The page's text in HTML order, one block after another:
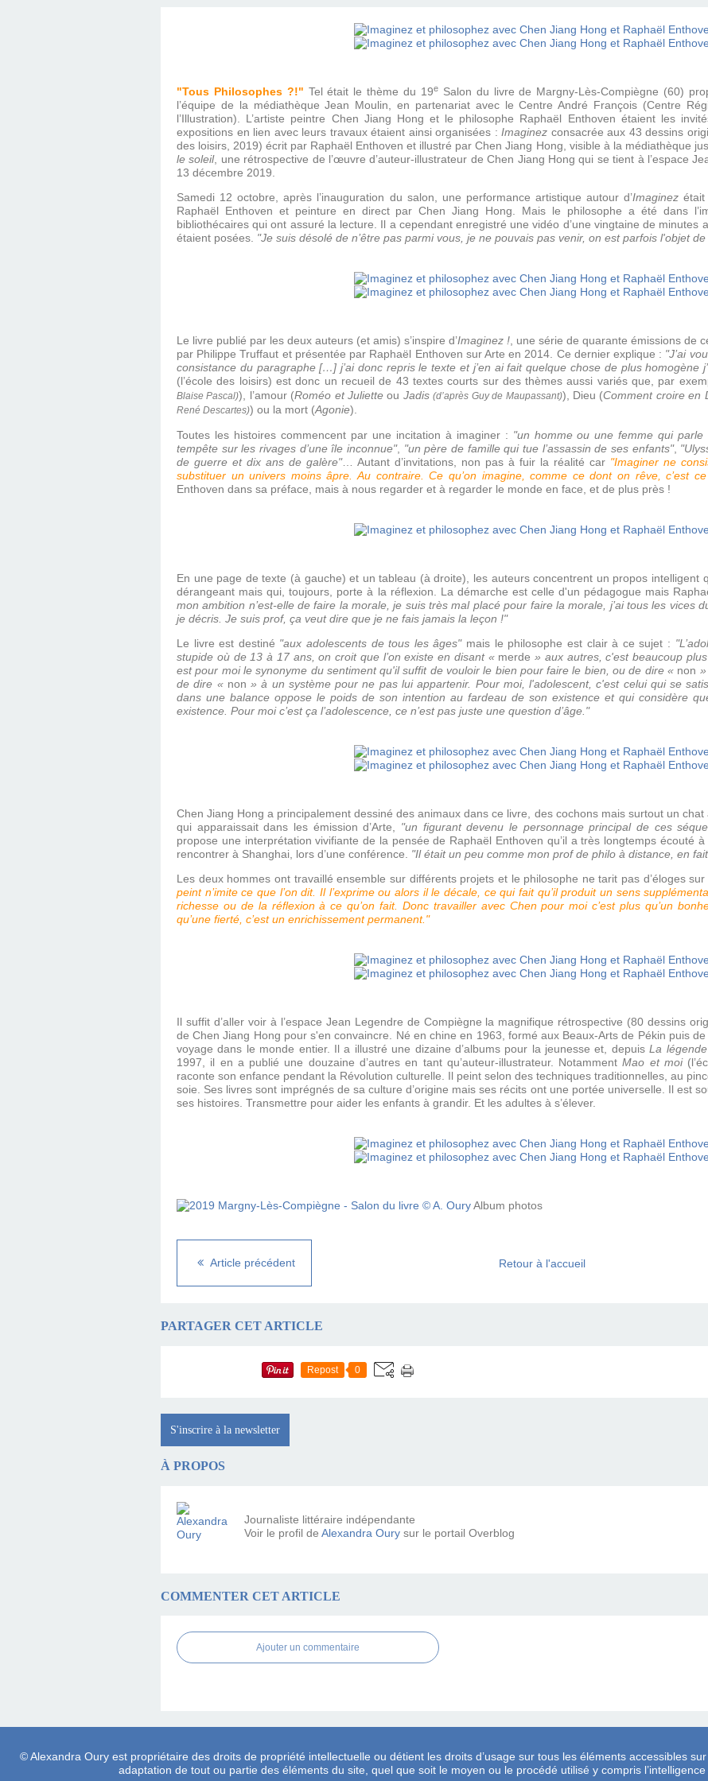
"Tous Philosophes ?!" Tel était le thème du 19eSalon du livre de Margny-Lès-Compiègne (60)
l’équipe de la médiathèque Jean Moulin, en partenariat avec le Centre André François (Centre
l’Illustration). L’artiste peintre Chen Jiang Hong et le philosophe Raphaël Enthoven étaient les
expositions en lien avec leurs travaux étaient ainsi organisées : Imaginez consacrée aux 43 dessins
des loisirs, 2019) écrit par Raphaël Enthoven et illustré par Chen Jiang Hong, visible à la médiathèque
le soleil, une rétrospective de l’œuvre d’auteur-illustrateur de Chen Jiang Hong qui se tient à l’espace
13 décembre 2019.
Samedi 12 octobre, après l’inauguration du salon, une performance artistique autour d’Imaginez
Raphaël Enthoven et peinture en direct par Chen Jiang Hong. Mais le philosophe a été dans
bibliothécaires qui ont assuré la lecture. Il a cependant enregistré une vidéo d’une vingtaine de minutes
étaient posées. "Je suis désolé de n’être pas parmi vous, je ne pouvais pas venir, on est parfois l'objet
Le livre publié par les deux auteurs (et amis) s’inspire d’Imaginez !, une série de quarante émissions de
par Philippe Truffaut et présentée par Raphaël Enthoven sur Arte en 2014. Ce dernier explique : "J’ai
consistance du paragraphe […] j’ai donc repris le texte et j’en ai fait quelque chose de plus homogène
(l’école des loisirs) est donc un recueil de 43 textes courts sur des thèmes aussi variés que, par
Blaise Pascal)), l’amour (Roméo et Juliette ou Jadis(d’après Guy de Maupassant)), Dieu (Comment croire en
René Descartes)) ou la mort (Agonie).
Toutes les histoires commencent par une incitation à imaginer : "un homme ou une femme qui parle
tempête sur les rivages d’une île inconnue", "un père de famille qui tue l’assassin de ses enfants",
de guerre et dix ans de galère"… Autant d’invitations, non pas à fuir la réalité car "Imaginer ne
substituer un univers moins âpre. Au contraire. Ce qu’on imagine, comme ce dont on rêve, c’est
Enthoven dans sa préface, mais à nous regarder et à regarder le monde en face, et de plus près !
En une page de texte (à gauche) et un tableau (à droite), les auteurs concentrent un propos intelligent
dérangeant mais qui, toujours, porte à la réflexion. La démarche est celle d'un pédagogue mais
mon ambition n’est-elle de faire la morale, je suis très mal placé pour faire la morale, j’ai tous les vices
je décris. Je suis prof, ça veut dire que je ne fais jamais la leçon !"
Le livre est destiné "aux adolescents de tous les âges"mais le philosophe est clair à ce sujet :
stupide où de 13 à 17 ans, on croit que l’on existe en disant « merde » aux autres, c'est beaucoup
est pour moi le synonyme du sentiment qu'il suffit de vouloir le bien pour faire le bien, ou de dire « non
de dire « non » à un système pour ne pas lui appartenir. Pour moi, l'adolescent, c'est celui qui se
dans une balance oppose le poids de son intention au fardeau de son existence et qui considère
existence. Pour moi c’est ça l’adolescence, ce n’est pas juste une question d’âge."
Chen Jiang Hong a principalement dessiné des animaux dans ce livre, des cochons mais surtout un chat
qui apparaissait dans les émission d’Arte, "un figurant devenu le personnage principal de ces
propose une interprétation vivifiante de la pensée de Raphaël Enthoven qu’il a très longtemps écouté
rencontrer à Shanghai, lors d’une conférence. "Il était un peu comme mon prof de philo à distance, en
Les deux hommes ont travaillé ensemble sur différents projets et le philosophe ne tarit pas d’éloges
peint n’imite ce que l’on dit. Il l’exprime ou alors il le décale, ce qui fait qu’il produit un sens
richesse ou de la réflexion à ce qu’on fait. Donc travailler avec Chen pour moi c’est plus qu’un
qu’une fierté, c’est un enrichissement permanent."
Il suffit d’aller voir à l’espace Jean Legendre de Compiègne la magnifique rétrospective (80 dessins
de Chen Jiang Hong pour s'en convaincre. Né en chine en 1963, formé aux Beaux-Arts de Pékin puis
voyage dans le monde entier. Il a illustré une dizaine d’albums pour la jeunesse et, depuisLa
1997, il en a publié une douzaine d’autres en tant qu’auteur-illustrateur. NotammentMao et moi
raconte son enfance pendant la Révolution culturelle. Il peint selon des techniques traditionnelles, au
soie. Ses livres sont imprégnés de sa culture d’origine mais ses récits ont une portée universelle. Il est
ses histoires. Transmettre pour aider les enfants à grandir. Et les adultes à s’élever.
Album photos
Article précédent Retour à l'accueil
PARTAGER CET ARTICLE
Repost 0
S'inscrire à la newsletter
À PROPOS
Journaliste littéraire indépendante
Voir le profil de Alexandra Oury sur le portail Overblog
COMMENTER CET ARTICLE
Ajouter un commentaire
© Alexandra Oury est propriétaire des droits de propriété intellectuelle ou détient les droits d’usage sur tous les éléments accessibles
adaptation de tout ou partie des éléments du site, quel que soit le moyen ou le procédé utilisé y compris